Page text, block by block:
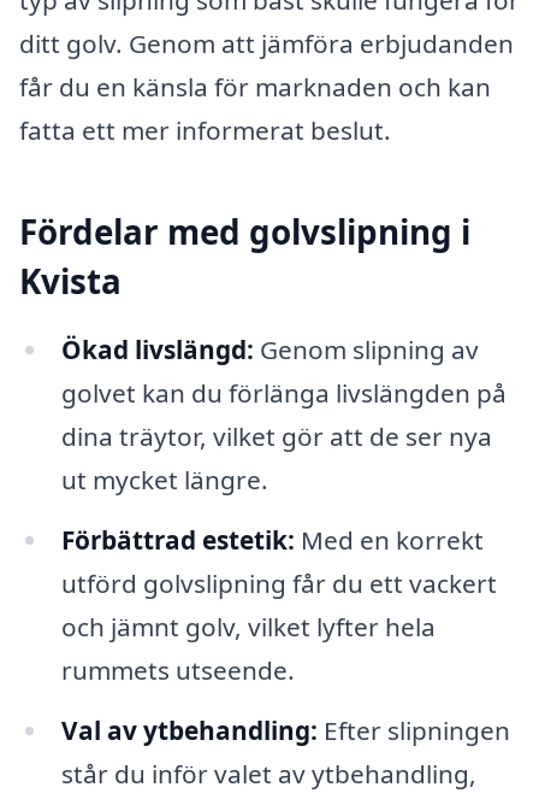
ditt golv. Genom att jämföra erbjudanden
får du en känsla för marknaden och kan
fatta ett mer informerat beslut.
Fördelar med golvslipning i
Kvista
Ökad livslängd: Genom slipning av
golvet kan du förlänga livslängden på
dina träytor, vilket gör att de ser nya
ut mycket längre.
Förbättrad estetik: Med en korrekt
utförd golvslipning får du ett vackert
och jämnt golv, vilket lyfter hela
rummets utseende.
Val av ytbehandling: Efter slipningen
står du inför valet av ytbehandling,